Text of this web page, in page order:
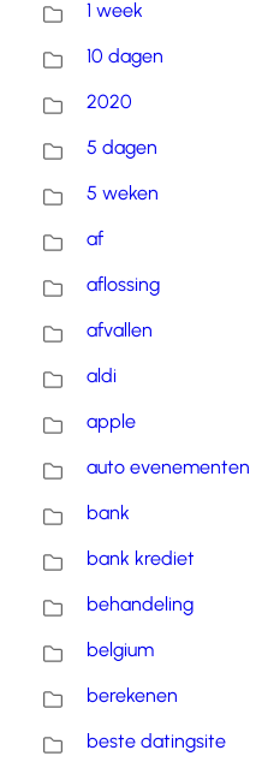
1 week
10 dagen
2020
5 dagen
5 weken
af
aflossing
afvallen
aldi
apple
auto evenementen
bank
bank krediet
behandeling
belgium
berekenen
beste datingsite